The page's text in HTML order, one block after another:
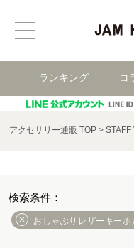
ランキング コ
アクセサリー通販 TOP STAFF
おしゃぶりレザーキー